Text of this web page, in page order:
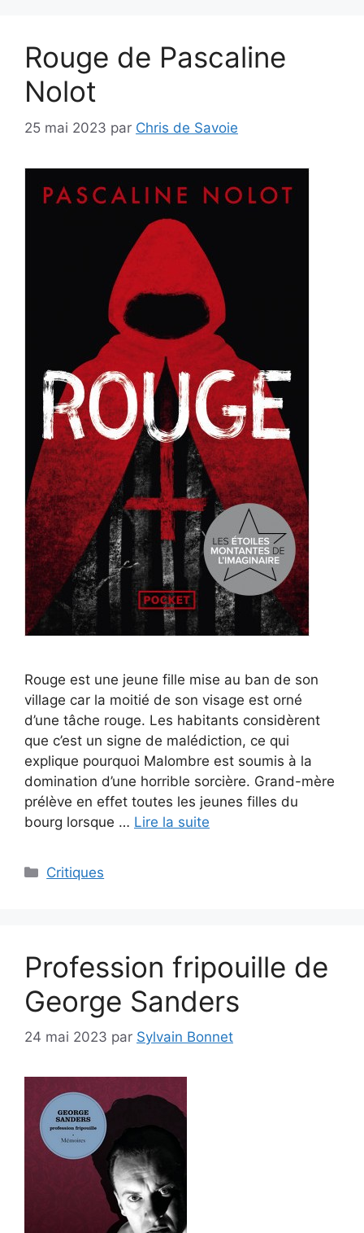
Rouge de Pascaline
Nolot
25 mai 2023 par Chris de Savoie
Rouge est une jeune fille mise au ban de son
village car la moitié de son visage est orné
d’une tâche rouge. Les habitants considèrent
que c’est un signe de malédiction, ce qui
explique pourquoi Malombre est soumis à la
domination d’une horrible sorcière. Grand-mère
prélève en effet toutes les jeunes filles du
bourg lorsque … Lire la suite
Critiques
Profession fripouille de
George Sanders
24 mai 2023 par Sylvain Bonnet